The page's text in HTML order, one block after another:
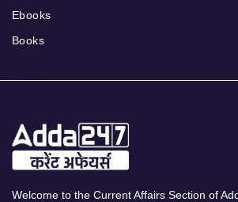
Ebooks
Books
Welcome to the Current Affairs Section of